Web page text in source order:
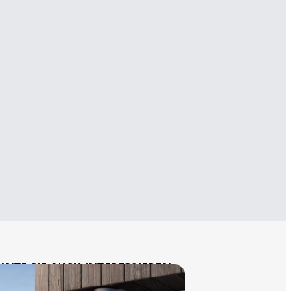
SIE AUCH INTERESSIEREN: